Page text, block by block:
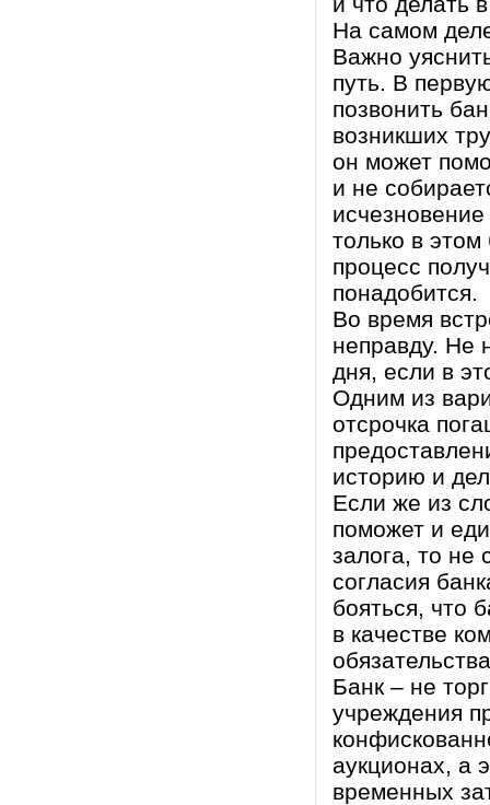
На самом
Важно
путь. В
позвонить
возникших
он может
и не
только в этом
процесс
понадобится.
Во время
неправду. Не
дня, если в
Одним из
отсрочка
историю и
Если же из
поможет и
залога, то не
согласия
бояться, что
в качестве
Банк – не
учреждения
аукционах, а
временных